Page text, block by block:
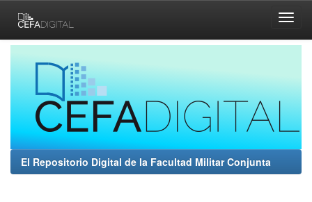
navigation
El Repositorio Digital de la Facultad Militar Conjunta